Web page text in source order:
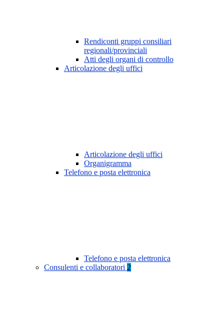
Rendiconti gruppi consiliari
regionali/provinciali
Atti degli organi di controllo
Articolazione degli uffici
Articolazione degli uffici
Organigramma
Telefono e posta elettronica
Telefono e posta elettronica
Consulenti e collaboratori 2